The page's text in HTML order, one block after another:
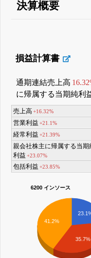
決算概要
損益計算書
通期連結売上高
に帰属する当期純利
売上高+16.32%
営業利益 +21.1%
経常利益 +21.39%
親会社株主に帰属する当期
利益 +23.07%
包括利益 +23.85%
6200 インソース
41.2%
35.7%